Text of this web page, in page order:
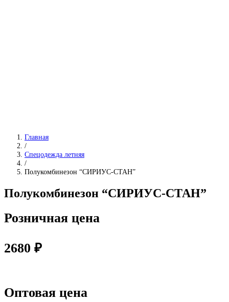
Главная
/
Спецодежда летняя
/
Полукомбинезон “СИРИУС-СТАН”
Полукомбинезон “СИРИУС-СТАН”
Розничная цена
2680 ₽
Оптовая цена